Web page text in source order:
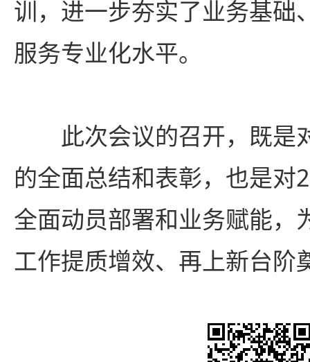
训，进一步夯实了业务基础
服务专业化水平。
此次会议的召开，既是
的全面总结和表彰，也是对
全面动员部署和业务赋能，
工作提质增效、再上新台阶